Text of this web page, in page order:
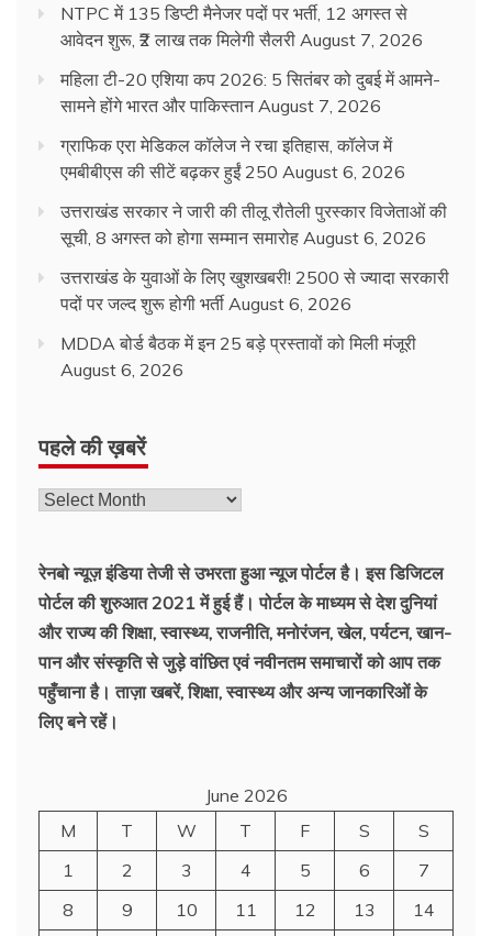
NTPC में 135 डिप्टी मैनेजर पदों पर भर्ती, 12 अगस्त से
आवेदन शुरू, ₹2 लाख तक मिलेगी सैलरी August 7, 2026
महिला टी-20 एशिया कप 2026: 5 सितंबर को दुबई में आमने-
सामने होंगे भारत और पाकिस्तान August 7, 2026
ग्राफिक एरा मेडिकल कॉलेज ने रचा इतिहास, कॉलेज में
एमबीबीएस की सीटें बढ़कर हुईं 250 August 6, 2026
उत्तराखंड सरकार ने जारी की तीलू रौतेली पुरस्कार विजेताओं की
सूची, 8 अगस्त को होगा सम्मान समारोह August 6, 2026
उत्तराखंड के युवाओं के लिए खुशखबरी! 2500 से ज्यादा सरकारी
पदों पर जल्द शुरू होगी भर्ती August 6, 2026
MDDA बोर्ड बैठक में इन 25 बड़े प्रस्तावों को मिली मंजूरी
August 6, 2026
पहले की ख़बरें
पहले
रेनबो न्यूज़ इंडिया तेजी से उभरता हुआ न्‍यूज पोर्टल है। इस डिजिटल
पोर्टल की शुरुआत 2021 में हुई हैं। पोर्टल के माध्यम से देश दुनियां
और राज्य की शिक्षा, स्वास्थ्य, राजनीति, मनोरंजन, खेल, पर्यटन, खान-
पान और संस्कृति से जुड़े वांछित एवं नवीनतम समाचारों को आप तक
पहुँचाना है। ताज़ा खबरें, शिक्षा, स्वास्थ्य और अन्य जानकारिओं के
लिए बने रहें।
June 2026
M
T W T F S
S
1
2 3 4 5 6
7
8
9 10 11 12 13
14